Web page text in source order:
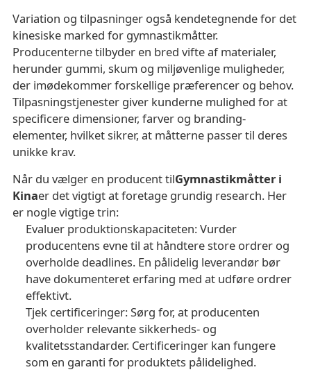
Variation og tilpasninger også kendetegnende for det
kinesiske marked for gymnastikmåtter.
Producenterne tilbyder en bred vifte af materialer,
herunder gummi, skum og miljøvenlige muligheder,
der imødekommer forskellige præferencer og behov.
Tilpasningstjenester giver kunderne mulighed for at
specificere dimensioner, farver og branding-
elementer, hvilket sikrer, at måtterne passer til deres
unikke krav.
Når du vælger en producent tilGymnastikmåtter i
Kinaer det vigtigt at foretage grundig research. Her
er nogle vigtige trin:
Evaluer produktionskapaciteten: Vurder
producentens evne til at håndtere store ordrer og
overholde deadlines. En pålidelig leverandør bør
have dokumenteret erfaring med at udføre ordrer
effektivt.
Tjek certificeringer: Sørg for, at producenten
overholder relevante sikkerheds- og
kvalitetsstandarder. Certificeringer kan fungere
som en garanti for produktets pålidelighed.